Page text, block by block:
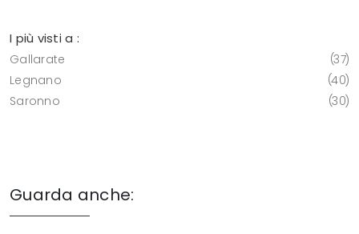
I più visti a :
Gallarate
37
Legnano
40
Saronno
30
Guarda anche: